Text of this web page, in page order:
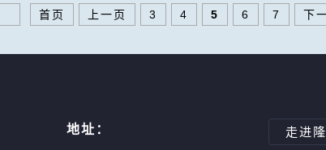
首页 上一页 3 4 5 6 7 下
地址： 走进